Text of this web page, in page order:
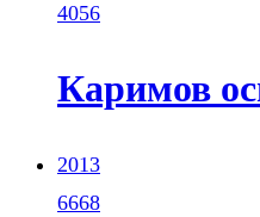
4056
Каримов
2013
6668